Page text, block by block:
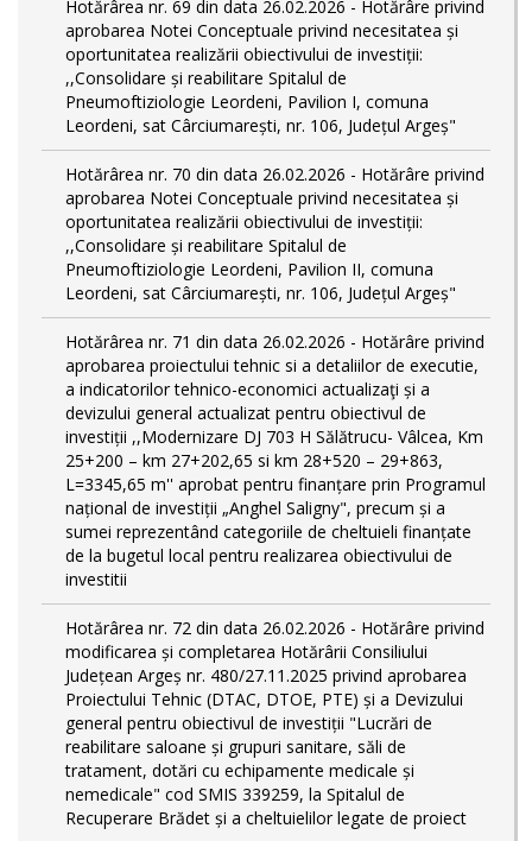
Hotărârea nr. 69 din data 26.02.2026 - Hotărâre privind
aprobarea Notei Conceptuale privind necesitatea și
oportunitatea realizării obiectivului de investiții:
,,Consolidare și reabilitare Spitalul de
Pneumoftiziologie Leordeni, Pavilion I, comuna
Leordeni, sat Cârciumarești, nr. 106, Județul Argeș"
Hotărârea nr. 70 din data 26.02.2026 - Hotărâre privind
aprobarea Notei Conceptuale privind necesitatea și
oportunitatea realizării obiectivului de investiții:
,,Consolidare și reabilitare Spitalul de
Pneumoftiziologie Leordeni, Pavilion II, comuna
Leordeni, sat Cârciumarești, nr. 106, Județul Argeș"
Hotărârea nr. 71 din data 26.02.2026 - Hotărâre privind
aprobarea proiectului tehnic si a detaliilor de executie,
a indicatorilor tehnico-economici actualizaţi și a
devizului general actualizat pentru obiectivul de
investiții ,,Modernizare DJ 703 H Sălătrucu- Vâlcea, Km
25+200 – km 27+202,65 si km 28+520 – 29+863,
L=3345,65 m'' aprobat pentru finanțare prin Programul
național de investiții „Anghel Saligny", precum și a
sumei reprezentând categoriile de cheltuieli finanțate
de la bugetul local pentru realizarea obiectivului de
investitii
Hotărârea nr. 72 din data 26.02.2026 - Hotărâre privind
modificarea și completarea Hotărârii Consiliului
Județean Argeș nr. 480/27.11.2025 privind aprobarea
Proiectului Tehnic (DTAC, DTOE, PTE) și a Devizului
general pentru obiectivul de investiții "Lucrări de
reabilitare saloane și grupuri sanitare, săli de
tratament, dotări cu echipamente medicale și
nemedicale" cod SMIS 339259, la Spitalul de
Recuperare Brădet și a cheltuielilor legate de proiect